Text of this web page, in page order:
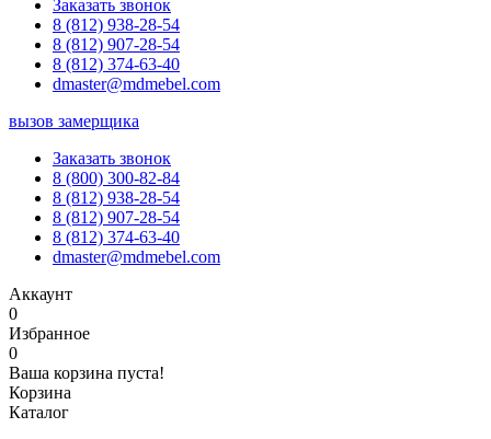
Заказать звонок
8 (812) 938-28-54
8 (812) 907-28-54
8 (812) 374-63-40
dmaster@mdmebel.com
вызов замерщика
Заказать звонок
8 (800) 300-82-84
8 (812) 938-28-54
8 (812) 907-28-54
8 (812) 374-63-40
dmaster@mdmebel.com
Аккаунт
0
Избранное
0
Ваша корзина пуста!
Корзина
Каталог